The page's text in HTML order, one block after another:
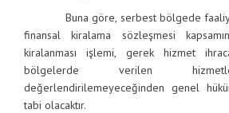
Buna göre, serbest bölgede
finansal kiralama sözleşmesi
kiralanması işlemi, gerek hizmet
bölgelerde verilen
değerlendirilemeyeceğinden genel
tabi olacaktır.